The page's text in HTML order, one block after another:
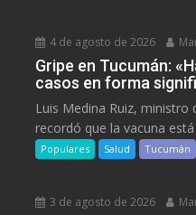
4 de agosto de 2026
Gripe en Tucumán:
casos en forma
Luis Medina Ruiz, ministro
recordó que la vacuna
Populares Salud Tucumán
3 de agosto de 2026